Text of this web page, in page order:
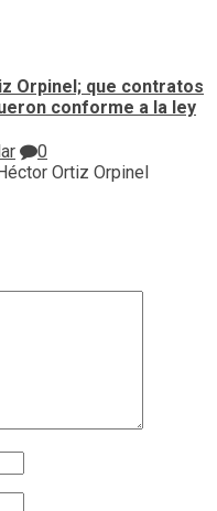
Orpinel; que contratos
conforme a la ley
0
Ortiz Orpinel